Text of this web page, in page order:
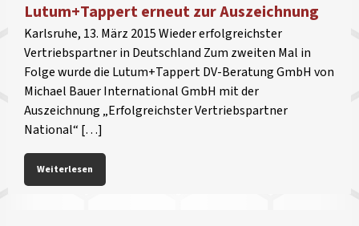
Lutum+Tappert erneut zur Auszeichnung
Karlsruhe, 13. März 2015 Wieder erfolgreichster
Vertriebspartner in Deutschland Zum zweiten Mal in
Folge wurde die Lutum+Tappert DV-Beratung GmbH von
Michael Bauer International GmbH mit der
Auszeichnung „Erfolgreichster Vertriebspartner
National“ […]
Weiterlesen